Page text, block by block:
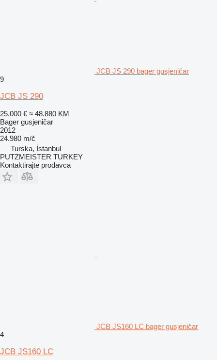
JCB JS 290 bager gusjeničar
9
JCB JS 290
25.000 € ≈ 48.880 KM
Bager gusjeničar
2012
24.980 m/č
Turska, İstanbul
PUTZMEISTER TURKEY
Kontaktirajte prodavca
JCB JS160 LC bager gusjeničar
4
JCB JS160 LC